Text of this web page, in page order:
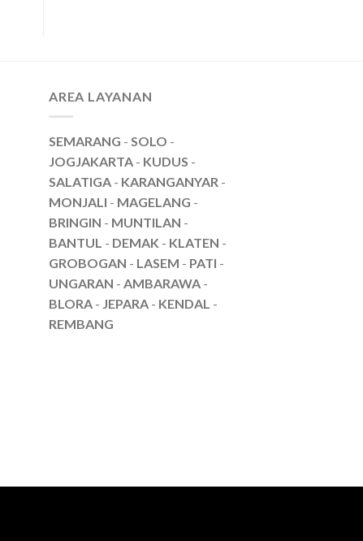
AREA LAYANAN
SEMARANG - SOLO -
JOGJAKARTA - KUDUS -
SALATIGA - KARANGANYAR -
MONJALI - MAGELANG -
BRINGIN - MUNTILAN -
BANTUL - DEMAK - KLATEN -
GROBOGAN - LASEM - PATI -
UNGARAN - AMBARAWA -
BLORA - JEPARA - KENDAL -
REMBANG